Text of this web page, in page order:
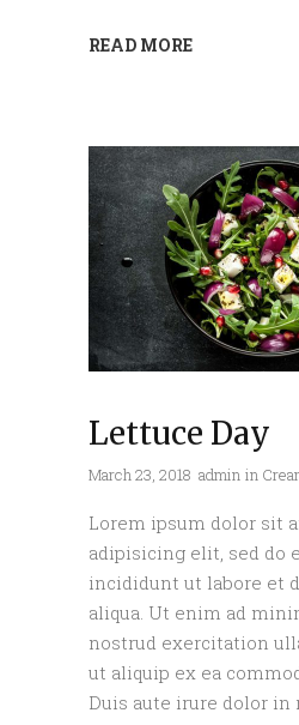
READ MORE
Lettuce Day
March 23, 2018 admin in
Lorem ipsum dolor sit
adipisicing elit, sed do
incididunt ut labore et
aliqua. Ut enim ad
nostrud exercitation
ut aliquip ex ea
Duis aute irure dolor